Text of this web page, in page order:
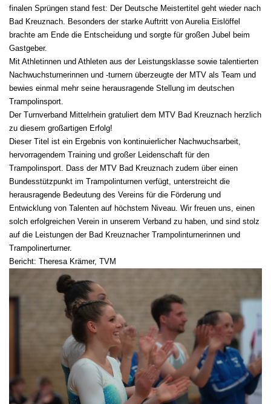
finalen Sprüngen stand fest: Der Deutsche Meistertitel geht wieder nach
Bad Kreuznach. Besonders der starke Auftritt von Aurelia Eislöffel
brachte am Ende die Entscheidung und sorgte für großen Jubel beim
Gastgeber.
Mit Athletinnen und Athleten aus der Leistungsklasse sowie talentierten
Nachwuchsturnerinnen und -turnern überzeugte der MTV als Team und
bewies einmal mehr seine herausragende Stellung im deutschen
Trampolinsport.
Der Turnverband Mittelrhein gratuliert dem MTV Bad Kreuznach herzlich
zu diesem großartigen Erfolg!
Dieser Titel ist ein Ergebnis von kontinuierlicher Nachwuchsarbeit,
hervorragendem Training und großer Leidenschaft für den
Trampolinsport. Dass der MTV Bad Kreuznach zudem über einen
Bundesstützpunkt im Trampolinturnen verfügt, unterstreicht die
herausragende Bedeutung des Vereins für die Förderung und
Entwicklung von Talenten auf höchstem Niveau. Wir freuen uns, einen
solch erfolgreichen Verein in unserem Verband zu haben, und sind stolz
auf die Leistungen der Bad Kreuznacher Trampolinturnerinnen und
Trampolinerturner.
Bericht: Theresa Krämer, TVM